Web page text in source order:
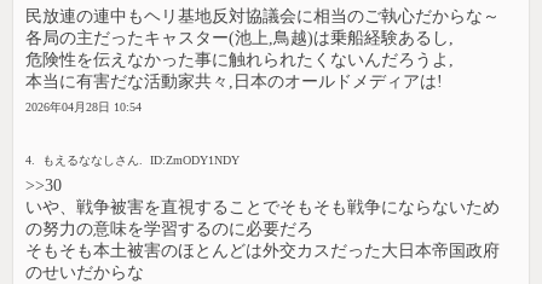
民放連の連中もヘリ基地反対協議会に相当のご執心だからな～
各局の主だったキャスター(池上,鳥越)は乗船経験あるし,
危険性を伝えなかった事に触れられたくないんだろうよ,
本当に有害だな活動家共々,日本のオールドメディアは!
2026年04月28日 10:54
4. もえるななしさん. ID:ZmODY1NDY
>>30
いや、戦争被害を直視することでそもそも戦争にならないため
の努力の意味を学習するのに必要だろ
そもそも本土被害のほとんどは外交カスだった大日本帝国政府
のせいだからな